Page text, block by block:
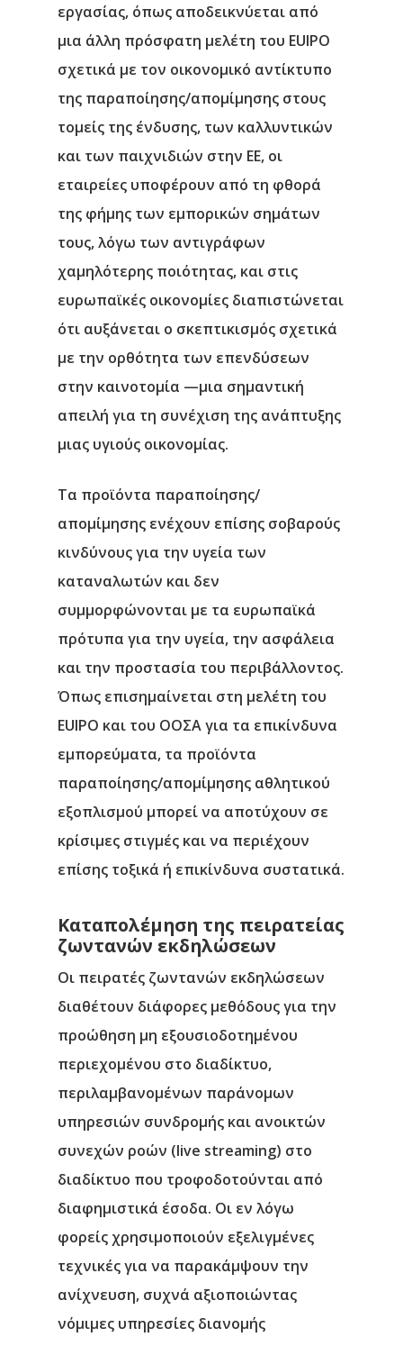
εργασίας, όπως αποδεικνύεται από
μια άλλη πρόσφατη μελέτη του EUIPO
σχετικά με τον οικονομικό αντίκτυπο
της παραποίησης/απομίμησης στους
τομείς της ένδυσης, των καλλυντικών
και των παιχνιδιών στην ΕΕ, οι
εταιρείες υποφέρουν από τη φθορά
της φήμης των εμπορικών σημάτων
τους, λόγω των αντιγράφων
χαμηλότερης ποιότητας, και στις
ευρωπαϊκές οικονομίες διαπιστώνεται
ότι αυξάνεται ο σκεπτικισμός σχετικά
με την ορθότητα των επενδύσεων
στην καινοτομία —μια σημαντική
απειλή για τη συνέχιση της ανάπτυξης
μιας υγιούς οικονομίας.
Τα προϊόντα παραποίησης/
απομίμησης ενέχουν επίσης σοβαρούς
κινδύνους για την υγεία των
καταναλωτών και δεν
συμμορφώνονται με τα ευρωπαϊκά
πρότυπα για την υγεία, την ασφάλεια
και την προστασία του περιβάλλοντος.
Όπως επισημαίνεται στη μελέτη του
EUIPO και του ΟΟΣΑ για τα επικίνδυνα
εμπορεύματα, τα προϊόντα
παραποίησης/απομίμησης αθλητικού
εξοπλισμού μπορεί να αποτύχουν σε
κρίσιμες στιγμές και να περιέχουν
επίσης τοξικά ή επικίνδυνα συστατικά.
Καταπολέμηση της πειρατείας
ζωντανών εκδηλώσεων
Οι πειρατές ζωντανών εκδηλώσεων
διαθέτουν διάφορες μεθόδους για την
προώθηση μη εξουσιοδοτημένου
περιεχομένου στο διαδίκτυο,
περιλαμβανομένων παράνομων
υπηρεσιών συνδρομής και ανοικτών
συνεχών ροών (live streaming) στο
διαδίκτυο που τροφοδοτούνται από
διαφημιστικά έσοδα. Οι εν λόγω
φορείς χρησιμοποιούν εξελιγμένες
τεχνικές για να παρακάμψουν την
ανίχνευση, συχνά αξιοποιώντας
νόμιμες υπηρεσίες διανομής